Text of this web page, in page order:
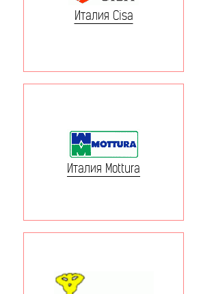
Италия Cisa
Италия Mottura